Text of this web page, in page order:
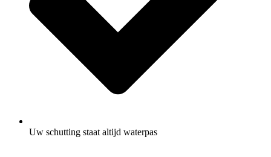
Uw schutting staat altijd waterpas